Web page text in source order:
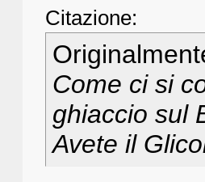
Citazione:
Come ci si
ghiaccio sul
Avete il